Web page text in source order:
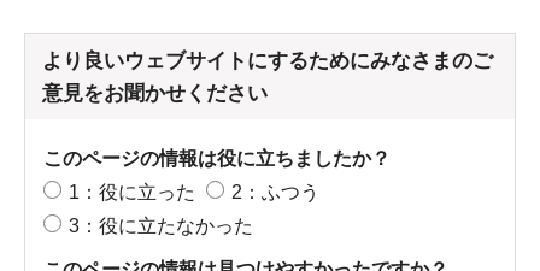
より良いウェブサイトにするためにみなさまのご
意見をお聞かせください
このページの情報は役に立ちましたか？
1：役に立った
2：ふつう
3：役に立たなかった